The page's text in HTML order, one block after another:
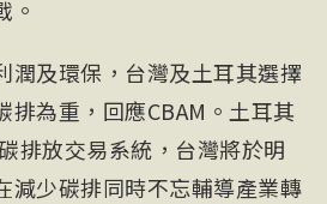
。
潤及環保，台灣及土耳其選擇
排為重，回應CBAM。土耳其
排放交易系統，台灣將於明
減少碳排同時不忘輔導產業轉